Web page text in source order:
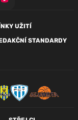
UŽITÍ
STANDARDY